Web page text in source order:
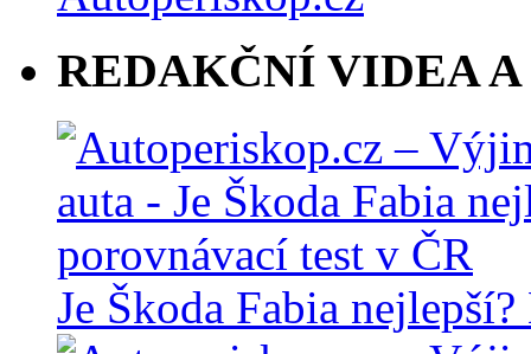
REDAKČNÍ VIDEA A
Je Škoda Fabia